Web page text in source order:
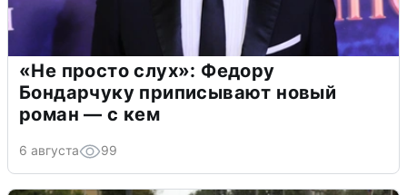
«Не просто слух»: Федору
Бондарчуку приписывают новый
роман — с кем
6 августа 99